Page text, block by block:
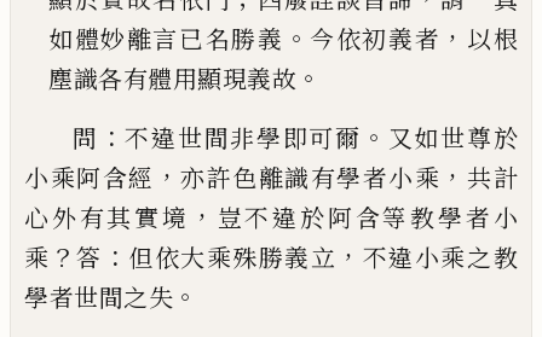
如體妙離言已名勝義 。 今依初義者 ， 以根
塵識各有體用顯現義故 。
問 ：不違世間非學即可爾 。 又如世尊於
小乘阿含經 ，亦許色離識有學者小乘 ， 共計
心外有其實境 ， 豈不違於阿含等教學者小
乘 ？答 ： 但依大乘殊勝義立 ， 不違小乘之教
學者世間之失 。